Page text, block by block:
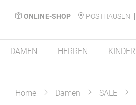
ONLINE-SHOP POSTHAUSEN
DAMEN HERREN KINDER
Home Damen SALE